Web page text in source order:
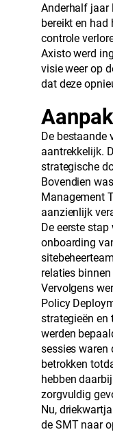
Anderhalf jaar
bereikt en had
controle
Axisto werd
visie weer op
dat deze
Aanpak
De bestaande
aantrekkelijk.
strategische
Bovendien
Management
aanzienlijk
De eerste
onboarding
relaties
Vervolgens
Policy
strategieën en
werden
sessies waren
betrokken
hebben daarbij
zorgvuldig
Nu,
de SMT naar